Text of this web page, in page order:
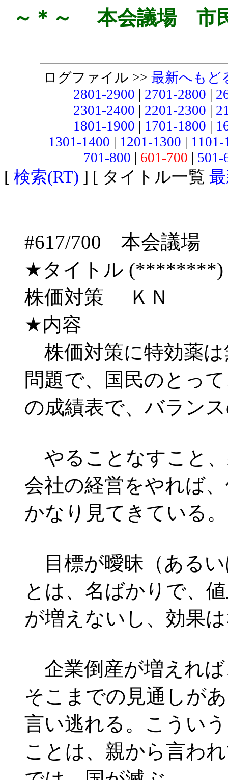
～＊～ 本会議場 市
ログファイル >> 最新へもど
2801-2900 | 2701-2800 |
2301-2400 | 2201-2300 |
1801-1900 | 1701-1800 |
1301-1400 | 1201-1300 |
701-800 | 601-700 |
[ 検索(RT) ] [ タイトル一覧
#617/700 本会議場
★タイトル (********)
株価対策 ＫＮ
★内容
株価対策に特効薬は
問題で、国民のとっ
の成績表で、バラン
やることなすこと
会社の経営をやれば
かなり見てきている。
目標が曖昧（あるい
とは、名ばかりで、
が増えないし、効果
企業倒産が増えれ
そこまでの見通しが
言い逃れる。こうい
ことは、親から言わ